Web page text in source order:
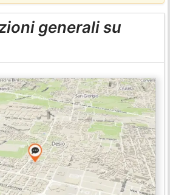
generali su